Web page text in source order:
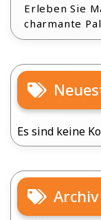
Erleben Sie
charmante
Es sind keine
Archiv